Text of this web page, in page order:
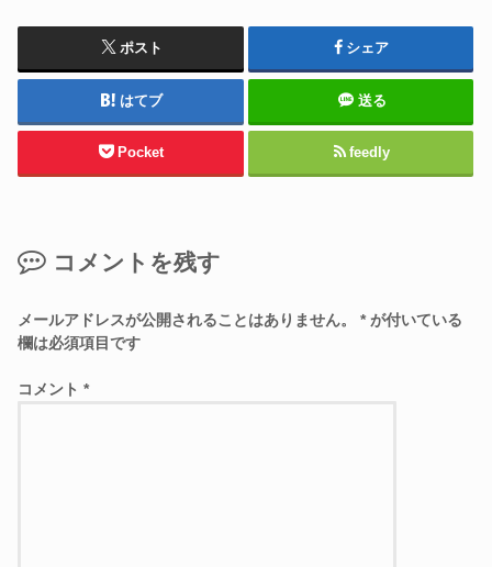
ポスト シェア
はてブ 送る
Pocket feedly
コメントを残す
メールアドレスが公開されることはありません。 *が付いている
欄は必須項目です
コメント*